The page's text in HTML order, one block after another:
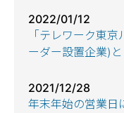
2022/01/12
「テレワーク東
ーダー設置企業)
2021/12/28
年末年始の営業日